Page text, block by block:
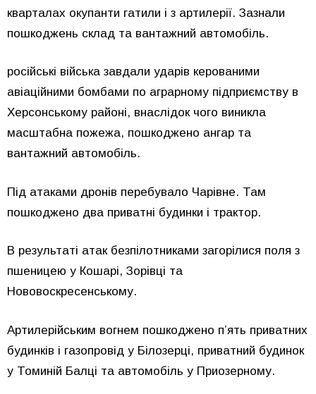
кварталах окупанти гатили і з артилерії. Зазнали
пошкоджень склад та вантажний автомобіль.
російські війська завдали ударів керованими
авіаційними бомбами по аграрному підприємству в
Херсонському районі, внаслідок чого виникла
масштабна пожежа, пошкоджено ангар та
вантажний автомобіль.
Під атаками дронів перебувало Чарівне. Там
пошкоджено два приватні будинки і трактор.
В результаті атак безпілотниками загорілися поля з
пшеницею у Кошарі, Зорівці та
Нововоскресенському.
Артилерійським вогнем пошкоджено п’ять приватних
будинків і газопровід у Білозерці, приватний будинок
у Томиній Балці та автомобіль у Приозерному.